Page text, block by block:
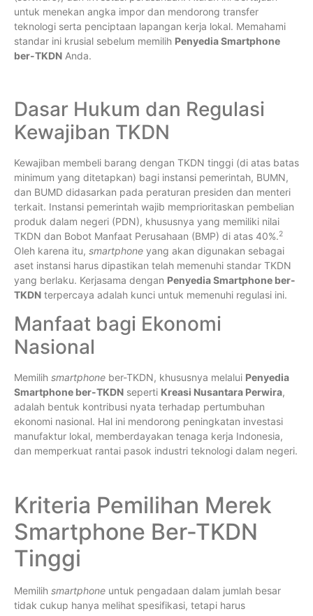
untuk menekan angka impor dan mendorong transfer
teknologi serta penciptaan lapangan kerja lokal. Memahami
standar ini krusial sebelum memilih Penyedia Smartphone
ber-TKDN Anda.
Dasar Hukum dan Regulasi
Kewajiban TKDN
Kewajiban membeli barang dengan TKDN tinggi (di atas batas
minimum yang ditetapkan) bagi instansi pemerintah, BUMN,
dan BUMD didasarkan pada peraturan presiden dan menteri
terkait. Instansi pemerintah wajib memprioritaskan pembelian
produk dalam negeri (PDN), khususnya yang memiliki nilai
TKDN dan Bobot Manfaat Perusahaan (BMP) di atas 40%.2
Oleh karena itu, smartphone yang akan digunakan sebagai
aset instansi harus dipastikan telah memenuhi standar TKDN
yang berlaku. Kerjasama dengan Penyedia Smartphone ber-
TKDN terpercaya adalah kunci untuk memenuhi regulasi ini.
Manfaat bagi Ekonomi
Nasional
Memilih smartphone ber-TKDN, khususnya melalui Penyedia
Smartphone ber-TKDN seperti Kreasi Nusantara Perwira,
adalah bentuk kontribusi nyata terhadap pertumbuhan
ekonomi nasional. Hal ini mendorong peningkatan investasi
manufaktur lokal, memberdayakan tenaga kerja Indonesia,
dan memperkuat rantai pasok industri teknologi dalam negeri.
Kriteria Pemilihan Merek
Smartphone Ber-TKDN
Tinggi
Memilih smartphone untuk pengadaan dalam jumlah besar
tidak cukup hanya melihat spesifikasi, tetapi harus